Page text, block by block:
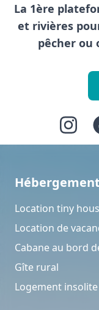
La 1ère
et rivières
pêcher ou
Location tiny
Location de
Cabane au bord
Gîte rural
Logement insolite